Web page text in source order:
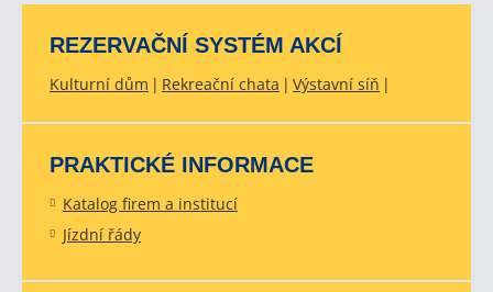
REZERVAČNÍ SYSTÉM AKCÍ
Kulturní dům Rekreační chata Výstavní síň
PRAKTICKÉ INFORMACE
Katalog firem a institucí
Jízdní řády